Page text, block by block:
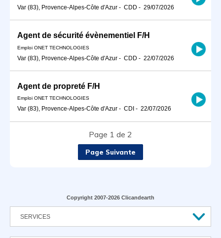
Var (83), Provence-Alpes-Côte d'Azur - CDD - 29/07/2026
Agent de sécurité évènementiel F/H
Emploi ONET TECHNOLOGIES
Var (83), Provence-Alpes-Côte d'Azur - CDD - 22/07/2026
Agent de propreté F/H
Emploi ONET TECHNOLOGIES
Var (83), Provence-Alpes-Côte d'Azur - CDI - 22/07/2026
Page 1 de 2
Page Suivante
Copyright 2007-2026 Clicandearth
SERVICES